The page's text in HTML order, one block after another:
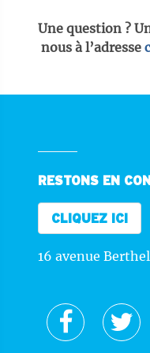
Une question ?
nous à l’adresse
RESTONS EN
CLIQUEZ ICI
16 avenue